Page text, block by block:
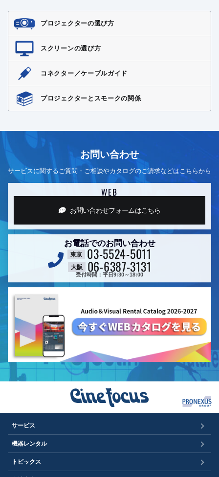
プロジェクターの選び方
スクリーンの選び方
コネクター／ケーブルガイド
プロジェクターとスモークの関係
お問い合わせ
サービスに関するご質問・ご相談やカタログのご請求などはこちらから
WEB
お問い合わせフォームはこちら
お電話でのお問い合わせ
東京 03-5524-5011
大阪 06-6387-3131
受付時間：平日9:30～18:00
サービス
機器レンタル
トピックス